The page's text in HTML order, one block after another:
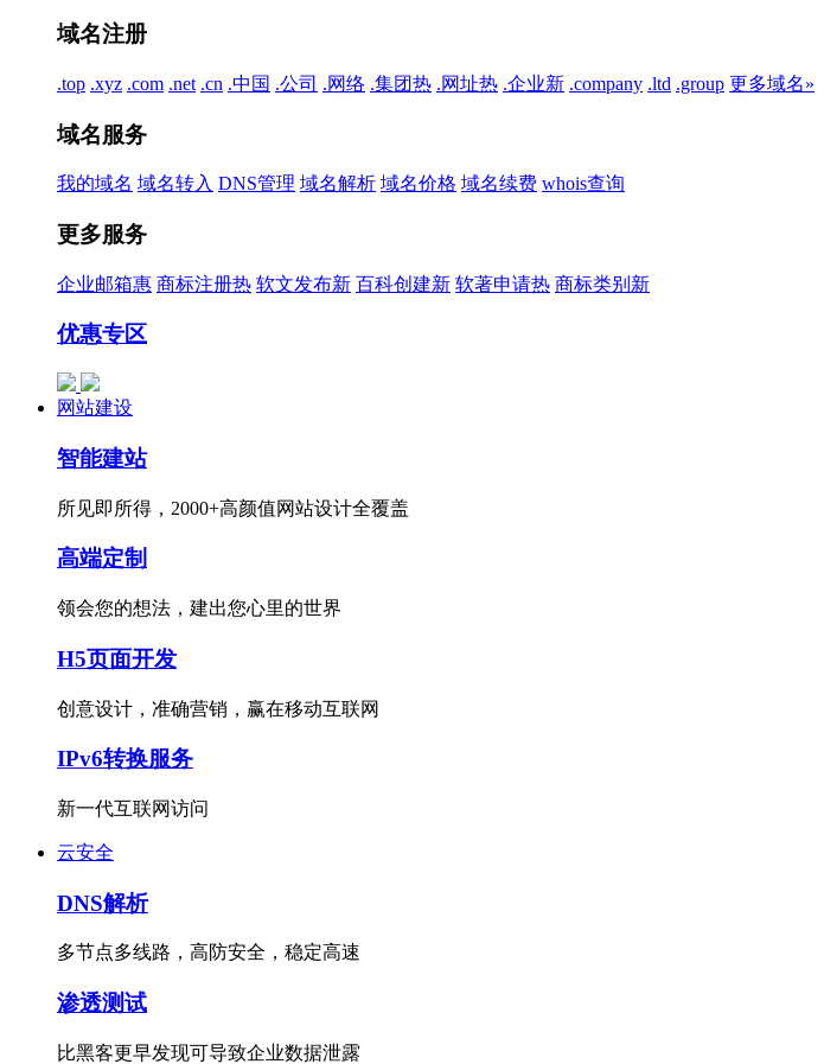
域名注册
.top .xyz .com .net .cn .中国 .公司 .网络 .集团热 .网址热 .企业新 .company .ltd .group 更多域名»
域名服务
我的域名 域名转入 DNS管理 域名解析 域名价格 域名续费 whois查询
更多服务
企业邮箱惠 商标注册热 软文发布新 百科创建新 软著申请热 商标类别 新
优惠专区
网站建设
智能建站
所见即所得，2000+高颜值网站设计全覆盖
高端定制
领会您的想法，建出您心里的世界
H5页面开发
创意设计，准确营销，赢在移动互联网
IPv6转换服务
新一代互联网访问
云安全
DNS解析
多节点多线路，高防安全，稳定高速
渗透测试
比黑客更早发现可导致企业数据泄露